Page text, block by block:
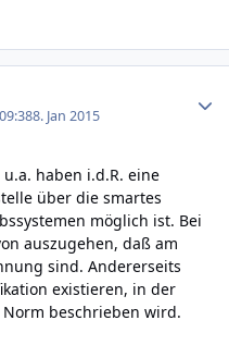
8. Jan 2015
haben i.d.R. eine
über die smartes
möglich ist. Bei
auszugehen, daß am
sind. Andererseits
existieren, in der
Norm beschrieben wird.